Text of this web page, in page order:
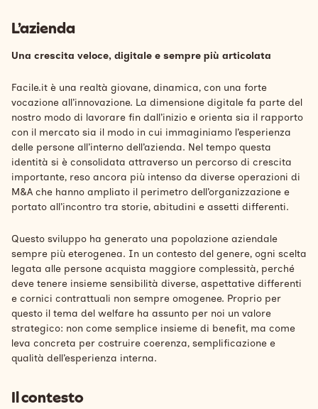
L’azienda
Una crescita veloce, digitale e sempre più articolata
Facile.it è una realtà giovane, dinamica, con una forte
vocazione all’innovazione. La dimensione digitale fa parte del
nostro modo di lavorare fin dall’inizio e orienta sia il rapporto
con il mercato sia il modo in cui immaginiamo l’esperienza
delle persone all’interno dell’azienda. Nel tempo questa
identità si è consolidata attraverso un percorso di crescita
importante, reso ancora più intenso da diverse operazioni di
M&A che hanno ampliato il perimetro dell’organizzazione e
portato all’incontro tra storie, abitudini e assetti differenti.
Questo sviluppo ha generato una popolazione aziendale
sempre più eterogenea. In un contesto del genere, ogni scelta
legata alle persone acquista maggiore complessità, perché
deve tenere insieme sensibilità diverse, aspettative differenti
e cornici contrattuali non sempre omogenee. Proprio per
questo il tema del welfare ha assunto per noi un valore
strategico: non come semplice insieme di benefit, ma come
leva concreta per costruire coerenza, semplificazione e
qualità dell’esperienza interna.
Il contesto